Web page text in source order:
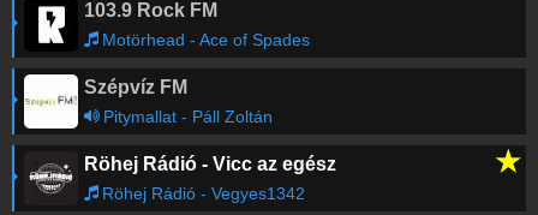
103.9 Rock FM
Motörhead - Ace of Spades
Szépvíz FM
Pitymallat - Páll Zoltán
Röhej Rádió - Vicc az egész ★
Röhej Rádió - Vegyes1342